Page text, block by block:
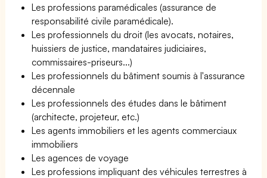
Les professions paramédicales (assurance de
responsabilité civile paramédicale).
Les professionnels du droit (les avocats, notaires,
huissiers de justice, mandataires judiciaires,
commissaires-priseurs...)
Les professionnels du bâtiment soumis à l'assurance
décennale
Les professionnels des études dans le bâtiment
(architecte, projeteur, etc.)
Les agents immobiliers et les agents commerciaux
immobiliers
Les agences de voyage
Les professions impliquant des véhicules terrestres à